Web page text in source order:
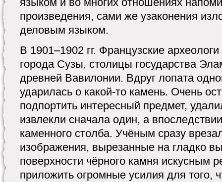
произведения, сами же узаконения
деловым языком.
В 1901–1902 гг. Французские
города Сузы, столицы государства
древней Вавилонии. Вдруг лопата
ударилась о какой-то камень. Очень
подпортить интересный предмет,
извлекли сначала один, а
каменного столба. Учёным сразу
изображения, вырезанные на гладко
поверхности чёрного камня искусным
приложить огромные усилия для того,